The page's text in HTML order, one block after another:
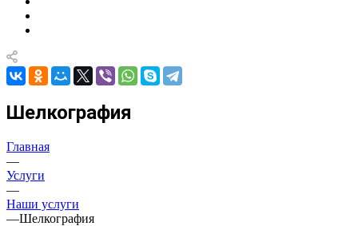
Шелкография
Главная
—
Услуги
—
Наши услуги
—Шелкография